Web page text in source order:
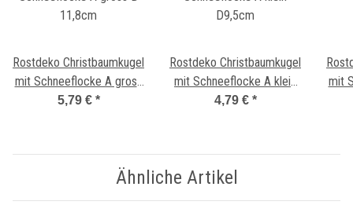
Rostdeko Christbaumkugel
mit Schneeflocke A gross
D 11,8cm
5,79 € *
Rostdeko Christbaumkugel
mit Schneeflocke A klein
D9,5cm
4,79 € *
mit
Ähnliche Artikel